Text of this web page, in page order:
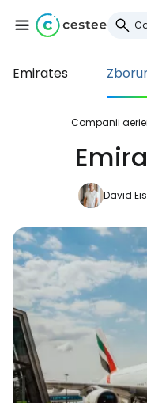
Emirates
Companii
David
Cestee
... comunitatea